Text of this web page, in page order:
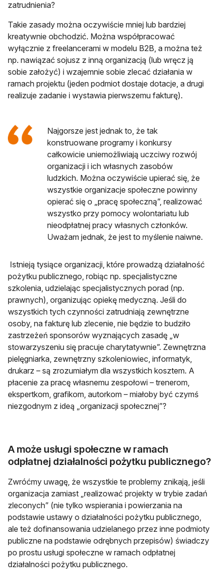
zatrudnienia?
Takie zasady można oczywiście mniej lub bardziej
kreatywnie obchodzić. Można współpracować
wyłącznie z freelancerami w modelu B2B, a można też
np. nawiązać sojusz z inną organizacją (lub wręcz ją
sobie założyć) i wzajemnie sobie zlecać działania w
ramach projektu (jeden podmiot dostaje dotacje, a drugi
realizuje zadanie i wystawia pierwszemu fakturę).
Najgorsze jest jednak to, że tak
konstruowane programy i konkursy
całkowicie uniemożliwiają uczciwy rozwój
organizacji i ich własnych zasobów
ludzkich. Można oczywiście upierać się, że
wszystkie organizacje społeczne powinny
opierać się o „pracę społeczną”, realizować
wszystko przy pomocy wolontariatu lub
nieodpłatnej pracy własnych członków.
Uważam jednak, że jest to myślenie naiwne.
Istnieją tysiące organizacji, które prowadzą działalność
pożytku publicznego, robiąc np. specjalistyczne
szkolenia, udzielając specjalistycznych porad (np.
prawnych), organizując opiekę medyczną. Jeśli do
wszystkich tych czynności zatrudniają zewnętrzne
osoby, na fakturę lub zlecenie, nie będzie to budziło
zastrzeżeń sponsorów wyznających zasadę „w
stowarzyszeniu się pracuje charytatywnie”. Zewnętrzna
pielęgniarka, zewnętrzny szkoleniowiec, informatyk,
drukarz – są zrozumiałym dla wszystkich kosztem. A
płacenie za pracę własnemu zespołowi – trenerom,
ekspertkom, grafikom, autorkom – miałoby być czymś
niezgodnym z ideą „organizacji społecznej”?
A może usługi społeczne w ramach
odpłatnej działalności pożytku publicznego?
Zwróćmy uwagę, że wszystkie te problemy znikają, jeśli
organizacja zamiast „realizować projekty w trybie zadań
zleconych” (nie tylko wspierania i powierzania na
podstawie ustawy o działalności pożytku publicznego,
ale też dofinansowania udzielanego przez inne podmioty
publiczne na podstawie odrębnych przepisów) świadczy
po prostu usługi społeczne w ramach odpłatnej
działalności pożytku publicznego.